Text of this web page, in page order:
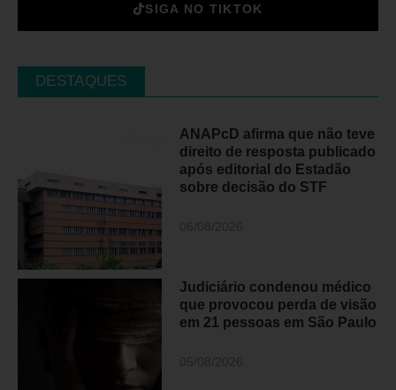
SIGA NO TIKTOK
DESTAQUES
ANAPcD afirma que não teve
direito de resposta publicado
após editorial do Estadão
sobre decisão do STF
Judiciário condenou médico
que provocou perda de visão
em 21 pessoas em São Paulo